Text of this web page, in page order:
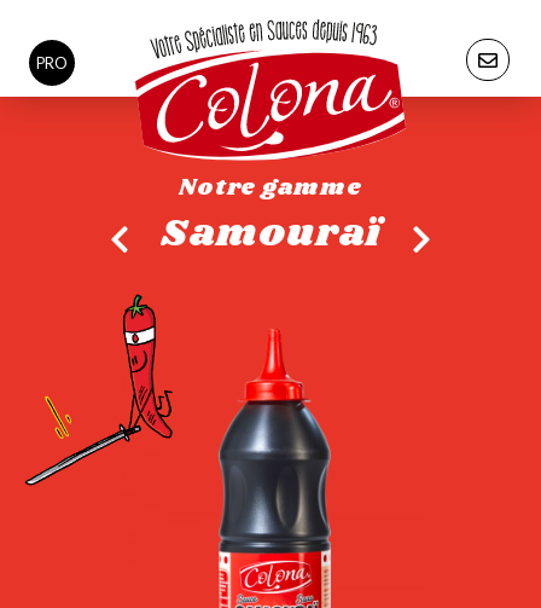
PRO
Notre gamme
Samouraï